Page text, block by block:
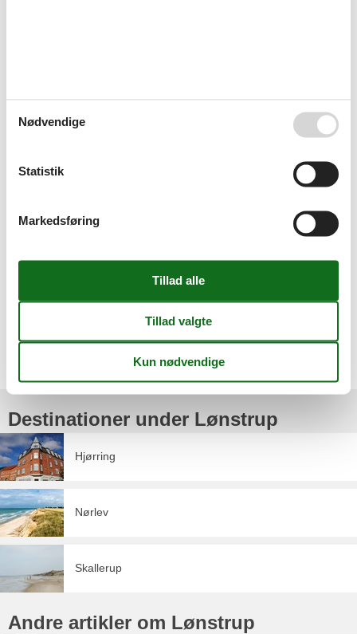
Nem booking. Har tit booket gennem Feline både i DK
Helt uden problemer.
Nemt og overskueligt. Langt en af de bedste sider til
booking af sommerhus.
Vælg mellem 730 sommerhuse
Destinationer under Lønstrup
Hjørring
Nørlev
Skallerup
Andre artikler om Lønstrup
Nødvendige
Statistik
Markedsføring